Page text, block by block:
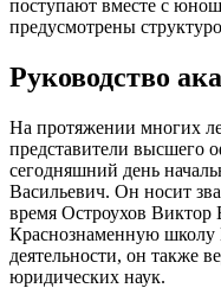
поступают вместе с
предусмотрены
Руководство
На протяжении многих
представители высшего
сегодняшний день
Васильевич. Он носит
время Остроухов
Краснознаменную
деятельности, он также
юридических наук.